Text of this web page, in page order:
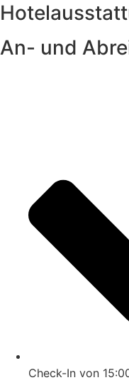
An- und
Check-In von